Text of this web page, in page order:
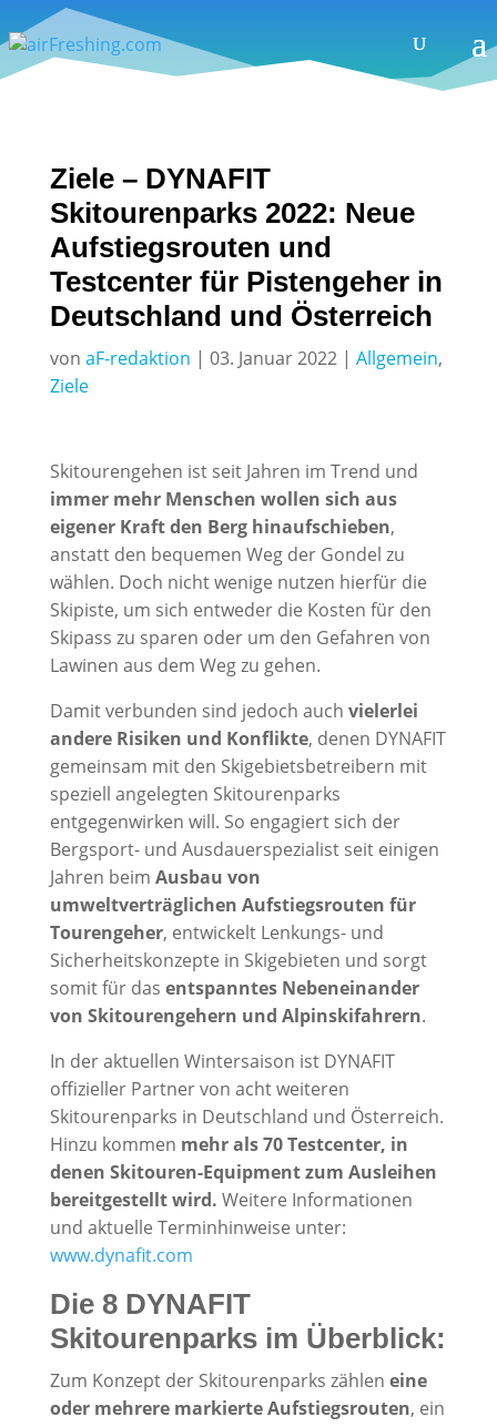
Ziele – DYNAFIT
Skitourenparks 2022: Neue
Aufstiegsrouten und
Testcenter für Pistengeher in
Deutschland und Österreich
von aF-redaktion | 03. Januar 2022| Allgemein,
Ziele
Skitourengehen ist seit Jahren im Trend und
immer mehr Menschen wollen sich aus
eigener Kraft den Berg hinaufschieben,
anstatt den bequemen Weg der Gondel zu
wählen. Doch nicht wenige nutzen hierfür die
Skipiste, um sich entweder die Kosten für den
Skipass zu sparen oder um den Gefahren von
Lawinen aus dem Weg zu gehen.
Damit verbunden sind jedoch auch vielerlei
andere Risiken und Konflikte, denen DYNAFIT
gemeinsam mit den Skigebietsbetreibern mit
speziell angelegten Skitourenparks
entgegenwirken will. So engagiert sich der
Bergsport- und Ausdauerspezialist seit einigen
Jahren beim Ausbau von
umweltverträglichen Aufstiegsrouten für
Tourengeher, entwickelt Lenkungs- und
Sicherheitskonzepte in Skigebieten und sorgt
somit für das entspanntes Nebeneinander
von Skitourengehern und Alpinskifahrern.
In der aktuellen Wintersaison ist DYNAFIT
offizieller Partner von acht weiteren
Skitourenparks in Deutschland und Österreich.
Hinzu kommen mehr als 70 Testcenter, in
denen Skitouren-Equipment zum Ausleihen
bereitgestellt wird. Weitere Informationen
und aktuelle Terminhinweise unter:
www.dynafit.com
Die 8 DYNAFIT
Skitourenparks im Überblick:
Zum Konzept der Skitourenparks zählen eine
oder mehrere markierte Aufstiegsrouten, ein